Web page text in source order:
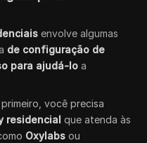
envolve algumas
de configuração de
para ajudá-lo a
primeiro, você precisa
residencial que atenda às
Oxylabs ou